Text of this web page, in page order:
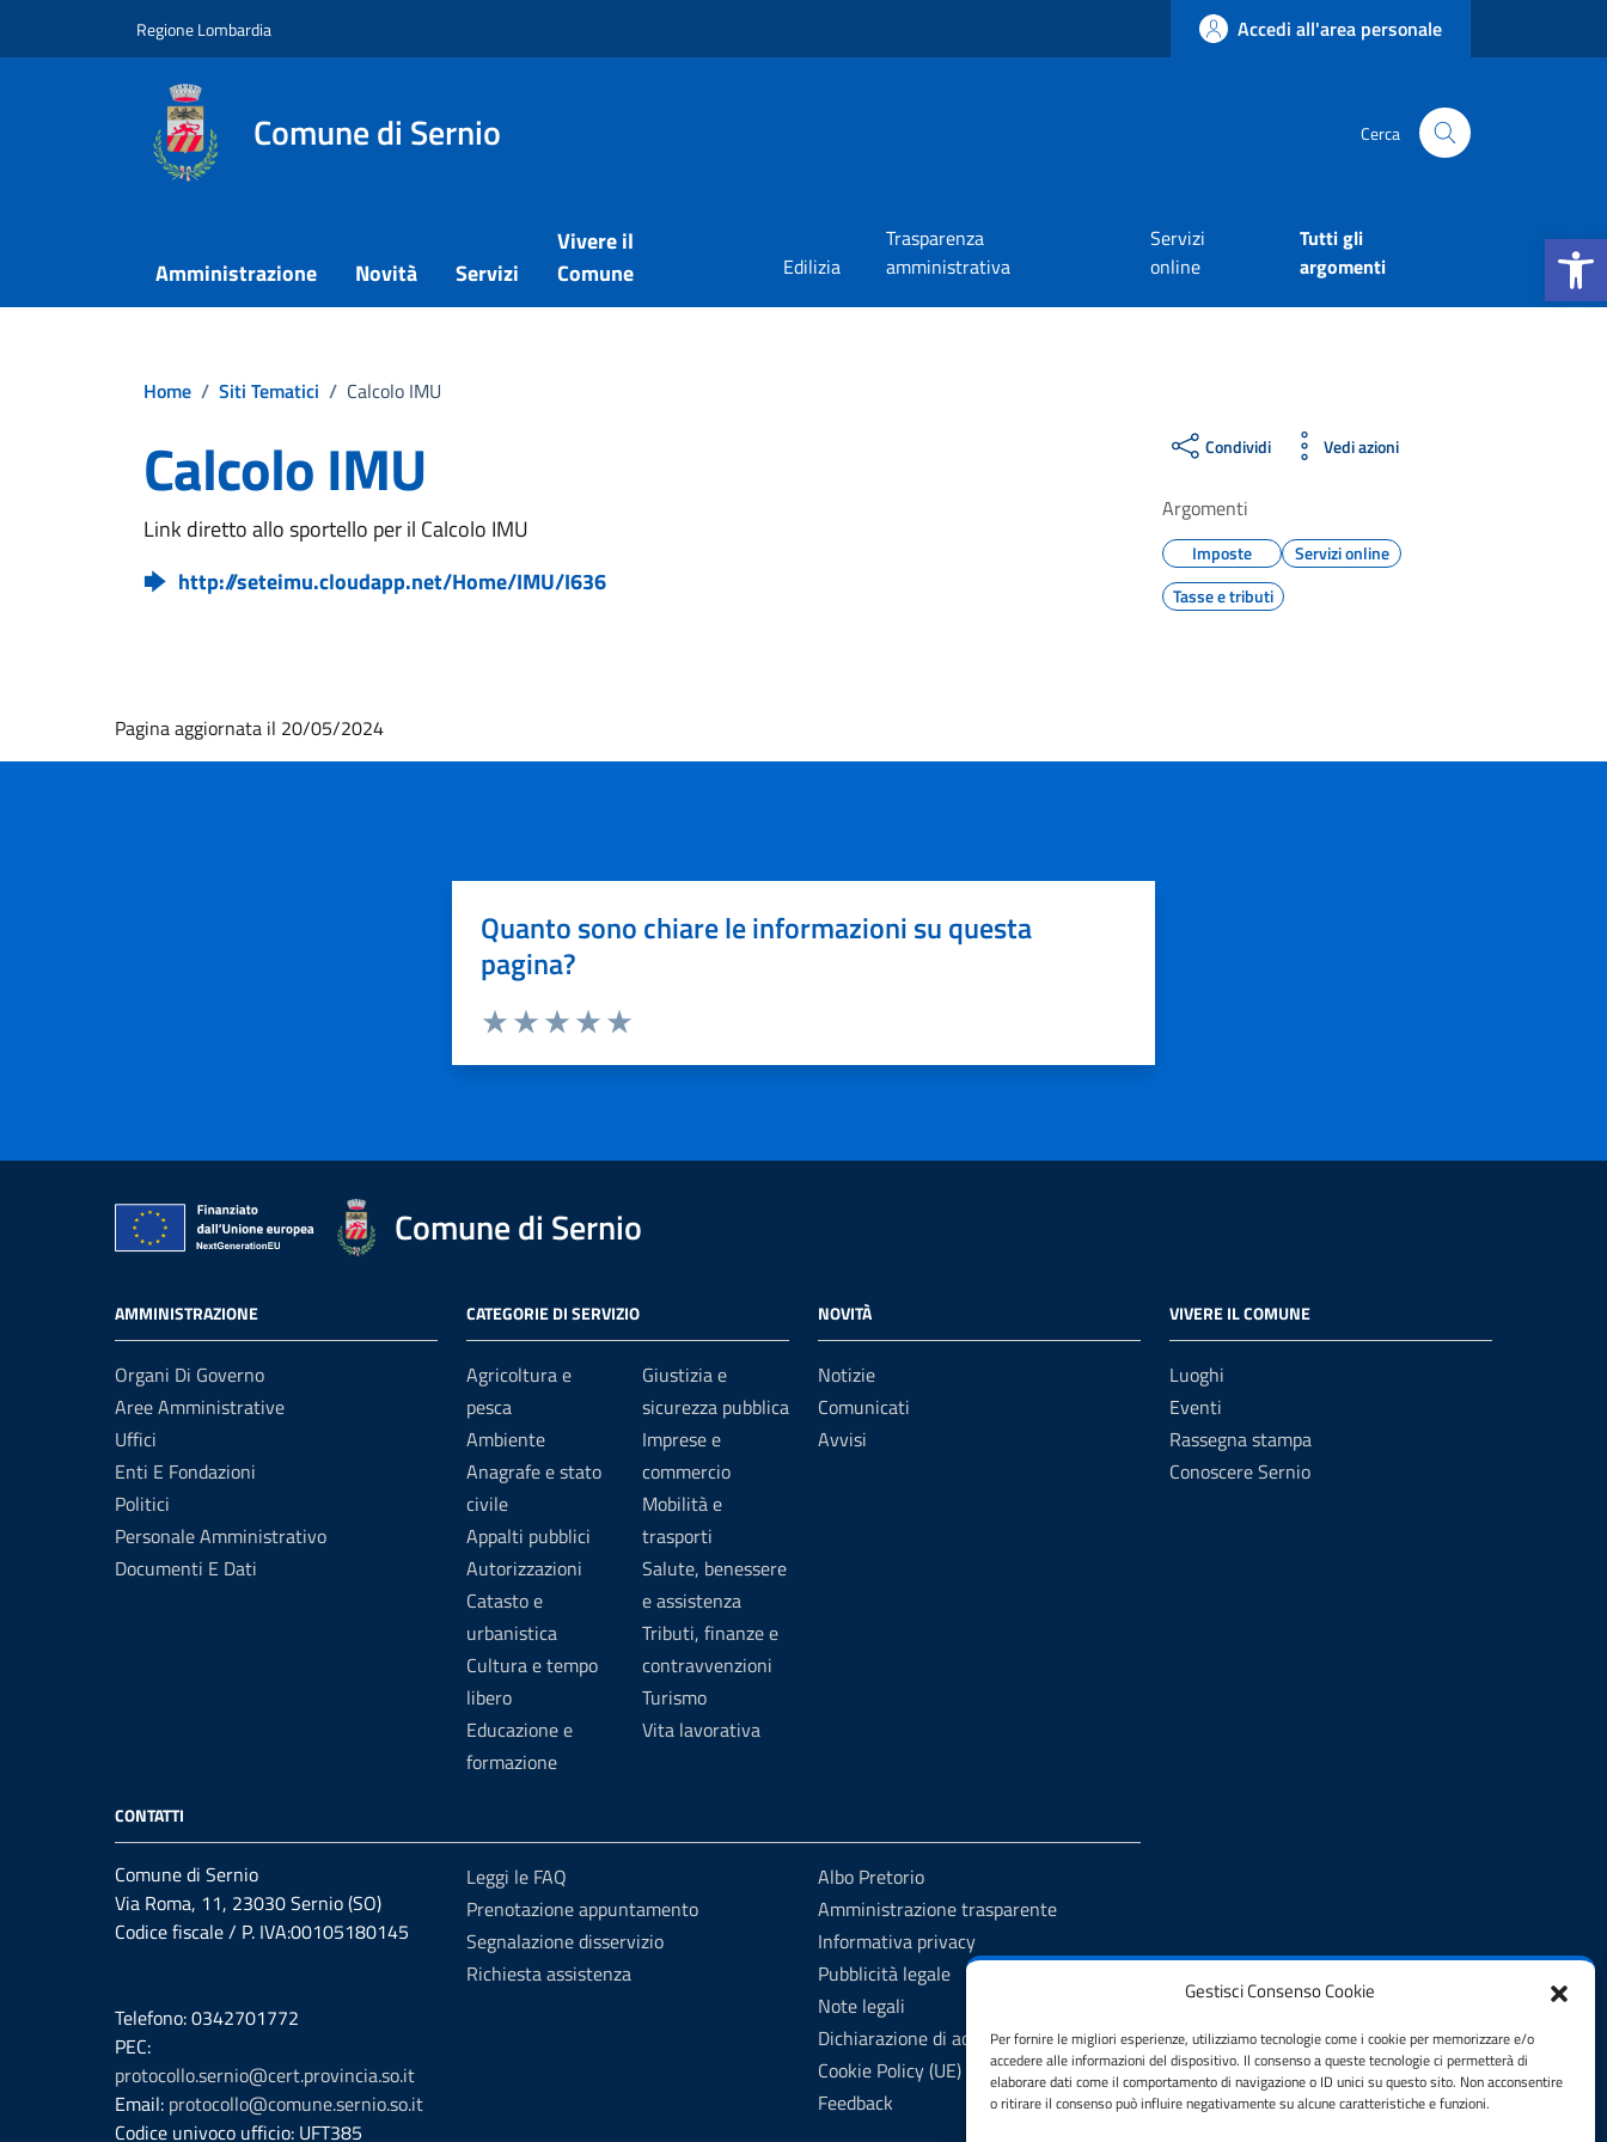
Apri la
Gestisci Consenso Cookie
Per fornire le migliori esperienze, utilizziamo tecnologie come i cookie per memorizzare e/o
accedere alle informazioni del dispositivo. Il consenso a queste tecnologie ci permetterà di
elaborare dati come il comportamento di navigazione o ID unici su questo sito. Non acconsentire
o ritirare il consenso può influire negativamente su alcune caratteristiche e funzioni.
Regione Lombardia Accedi all'area personale
Comune di Sernio Cerca
Amministrazione Novità Servizi
Vivere il
Comune
Edilizia
Trasparenza
amministrativa
Servizi
online
Tutti gli
argomenti
Home / Siti Tematici / Calcolo IMU
Calcolo IMU
Link diretto allo sportello per il Calcolo IMU
http://seteimu.cloudapp.net/Home/IMU/I636
Condividi Vedi azioni
Argomenti
Imposte
Servizi online
Tasse e tributi
Pagina aggiornata il 20/05/2024
Quanto sono chiare le informazioni su questa
pagina?
Comune di Sernio
AMMINISTRAZIONE
Organi Di Governo
Aree Amministrative
Uffici
Enti E Fondazioni
Politici
Personale Amministrativo
Documenti E Dati
CATEGORIE DI SERVIZIO
Agricoltura e
pesca
Ambiente
Anagrafe e stato
civile
Appalti pubblici
Autorizzazioni
Catasto e
urbanistica
Cultura e tempo
libero
Educazione e
formazione
Giustizia e
sicurezza pubblica
Imprese e
commercio
Mobilità e
trasporti
Salute, benessere
e assistenza
Tributi, finanze e
contravvenzioni
Turismo
Vita lavorativa
NOVITÀ
Notizie
Comunicati
Avvisi
VIVERE IL COMUNE
Luoghi
Eventi
Rassegna stampa
Conoscere Sernio
CONTATTI
Comune di Sernio
Via Roma, 11, 23030 Sernio (SO)
Codice fiscale / P. IVA:00105180145
Telefono: 0342701772
PEC:
protocollo.sernio@cert.provincia.so.it
Email: protocollo@comune.sernio.so.it
Codice univoco ufficio: UFT385
Leggi le FAQ
Prenotazione appuntamento
Segnalazione disservizio
Richiesta assistenza
Albo Pretorio
Amministrazione trasparente
Informativa privacy
Pubblicità legale
Note legali
Dichiarazione di accessibilità
Cookie Policy (UE)
Feedback